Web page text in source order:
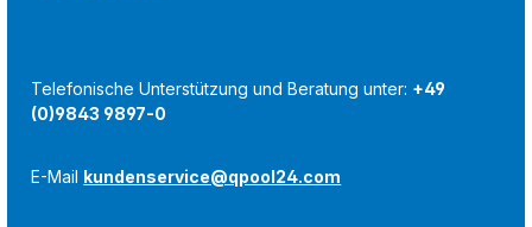
Telefonische Unterstützung und Beratung unter: +49
(0)9843 9897-0
E-Mail kundenservice@qpool24.com